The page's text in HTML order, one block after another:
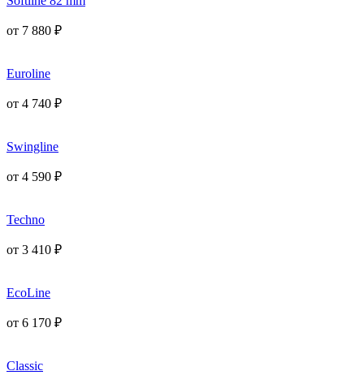
от 7 880 ₽
Euroline
от 4 740 ₽
Swingline
от 4 590 ₽
Techno
от 3 410 ₽
EcoLine
от 6 170 ₽
Classic